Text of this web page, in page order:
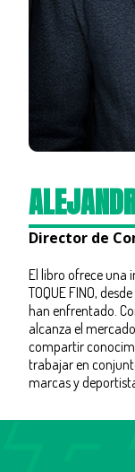
Director de
El libro ofrece una
TOQUE FINO,
han enfrentado.
alcanza el
compartir
trabajar en
marcas y